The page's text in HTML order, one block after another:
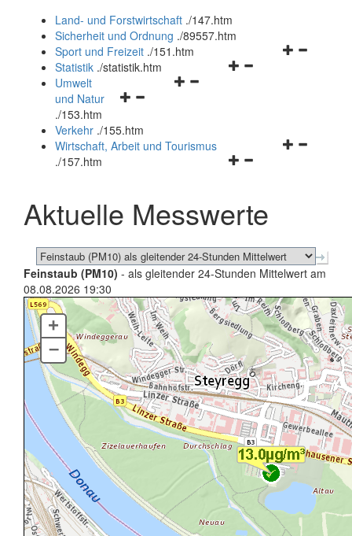
und
schließen
Land- und Forstwirtschaft ./147.htm
Sicherheit und Ordnung ./89557.htm
Navigationsmenü
Sport und Freizeit ./151.htm
Navigationsmenü
Statistik ./statistik.htm
Navigationsmenü
und
schließen
Umwelt
und Natur
./153.htm
Verkehr ./155.htm
Navigationsmenü
schließen
Wirtschaft, Arbeit und Tourismus
./157.htm
Aktuelle Messwerte
Feinstaub (PM10) - als gleitender 24-Stunden Mittelwert am
08.08.2026 19:30
+
–